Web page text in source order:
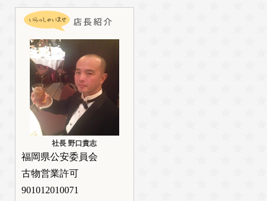
社長 野口貴志
福岡県公安委員会
古物営業許可
901012010071